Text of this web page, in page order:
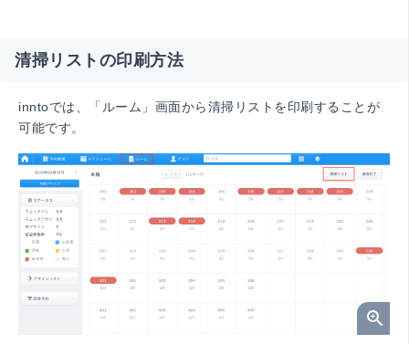
清掃リストの印刷方法
inntoでは、「ルーム」画面から清掃リストを印刷することが
可能です。